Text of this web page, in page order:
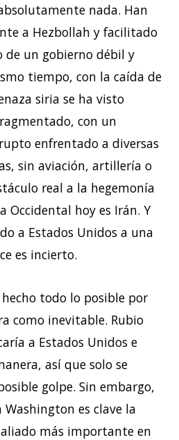
nada. Han
a Hezbollah y facilitado
de un gobierno débil y
tiempo, con la caída de
siria se ha visto
con un
enfrentado a diversas
sin aviación, artillería o
real a la hegemonía
Occidental hoy es Irán. Y
a Estados Unidos a una
es incierto.
todo lo posible por
como inevitable. Rubio
a Estados Unidos e
así que solo se
golpe. Sin embargo,
es clave la
más importante en